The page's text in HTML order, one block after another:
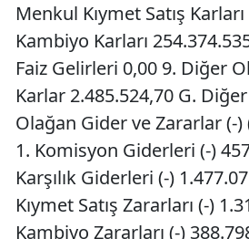
Menkul Kıymet Satış
Kambiyo Karları
Faiz Gelirleri 0,00 9. Diğer
Karlar 2.485.524,70 G.
Olağan Gider ve Zararlar (-)
1. Komisyon Giderleri (-)
Karşılık Giderleri (-)
Kıymet Satış Zararları (-)
Kambiyo Zararları (-)